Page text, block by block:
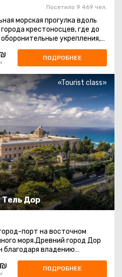
Посетило 9 469 чел.
морская прогулка вдоль
крестоносцев, где до
укрепления,
ПОДРОБНЕЕ
Дор
«Tourist class»
порт на восточном
моря.Древний город Дор
благодаря владению
секретом получения из морских моллюсков ...
ПОДРОБНЕЕ